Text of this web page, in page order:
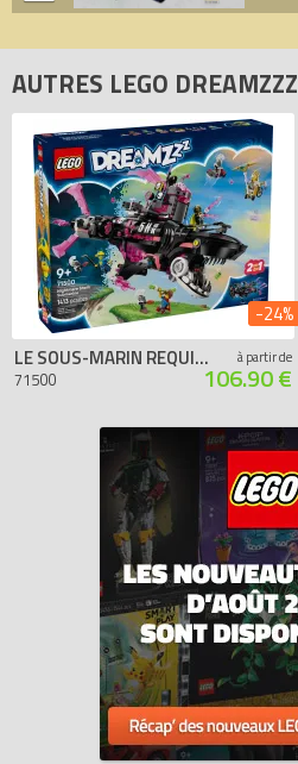
AUTRES LEGO DREAMZZZ
LE SOUS-MARIN REQUIN DES CAUCHEMARS
71500
à partir de
106.90 €
-24%